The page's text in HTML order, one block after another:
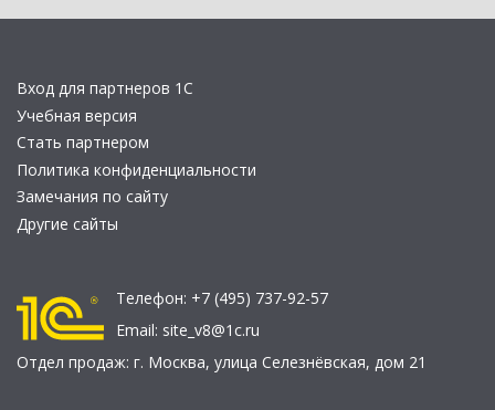
Вход для партнеров 1С
Учебная версия
Стать партнером
Политика конфиденциальности
Замечания по сайту
Другие сайты
Телефон: +7 (495) 737-92-57
Email: site_v8@1c.ru
Отдел продаж: г. Москва, улица Селезнёвская, дом 21